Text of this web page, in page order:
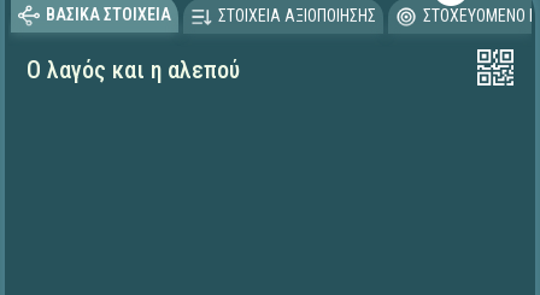
ΒΑΣΙΚΑ ΣΤΟΙΧΕΙΑ ΣΤΟΙΧΕΙΑ ΑΞΙΟΠΟΙΗΣΗΣ ΣΤΟΧΕΥΟΜΕΝΟ
Ο λαγός και η αλεπού